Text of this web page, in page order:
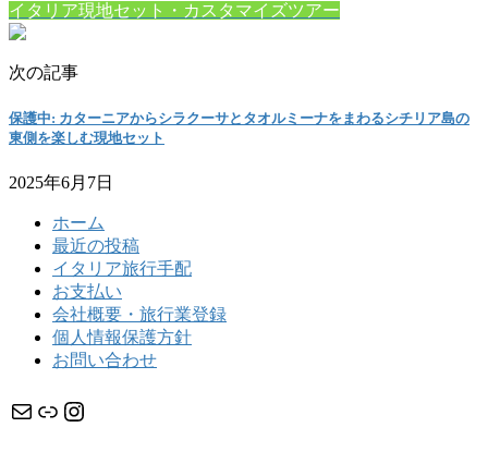
イタリア現地セット・カスタマイズツアー
次の記事
保護中: カターニアからシラクーサとタオルミーナをまわるシチリア島の
東側を楽しむ現地セット
2025年6月7日
ホーム
最近の投稿
イタリア旅行手配
お支払い
会社概要・旅行業登録
個人情報保護方針
お問い合わせ
メール リンク Instagram